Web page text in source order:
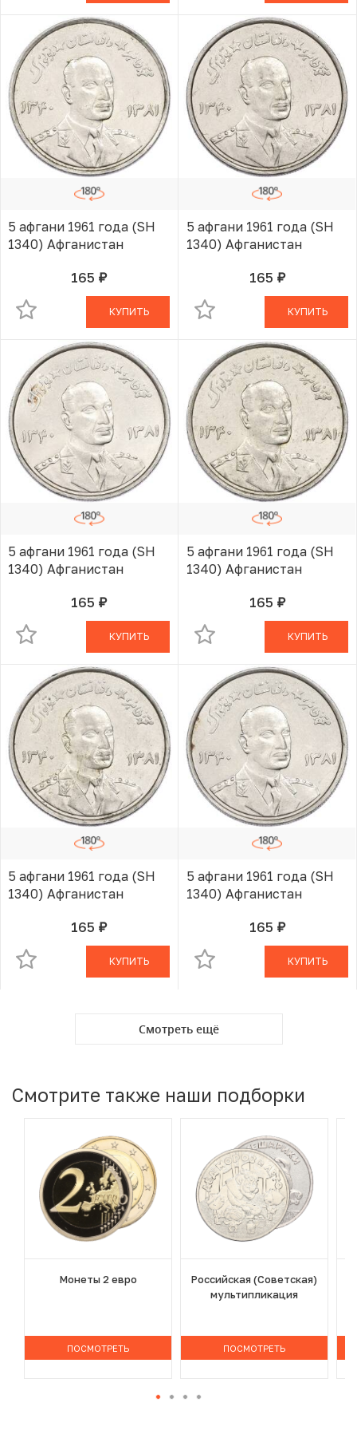
5 афгани 1961 года (SH
1340) Афганистан
165 руб.В КОРЗИНЕ
КУПИТЬ
5 афгани 1961 года (SH
1340) Афганистан
165 руб.В КОРЗИНЕ
КУПИТЬ
5 афгани 1961 года (SH
1340) Афганистан
165 руб.В КОРЗИНЕ
КУПИТЬ
5 афгани 1961 года (SH
1340) Афганистан
165 руб.В КОРЗИНЕ
КУПИТЬ
5 афгани 1961 года (SH
1340) Афганистан
165 руб.В КОРЗИНЕ
КУПИТЬ
5 афгани 1961 года (SH
1340) Афганистан
165 руб.В КОРЗИНЕ
КУПИТЬ
Смотреть ещё
Смотрите также наши подборки
Монеты 2 евро
ПОСМОТРЕТЬ
Российская (Советская)
мультипликация
ПОСМОТРЕТЬ